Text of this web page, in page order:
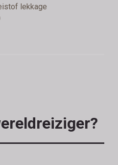
lekkage